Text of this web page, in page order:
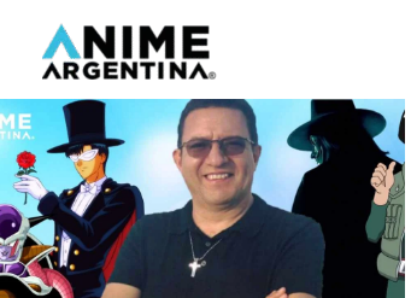
contenido